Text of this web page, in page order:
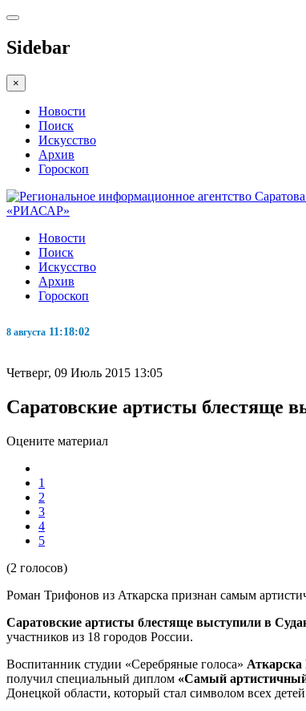
Sidebar
×
Новости
Поиск
Искусство
Архив
Гороскоп
«РИАСАР»
Новости
Поиск
Искусство
Архив
Гороскоп
8 августа 11:18:03
Четверг, 09 Июль 2015 13:05
Саратовские артисты блестяще
Оцените материал
1
2
3
4
5
(2 голосов)
Роман Трифонов из Аткарска признан самым
Саратовские артисты блестяще выступили в
участников из 18 городов России.
Воспитанник студии «Серебряные голоса»
получил специальный диплом «Самый
Донецкой области, который стал символом всех